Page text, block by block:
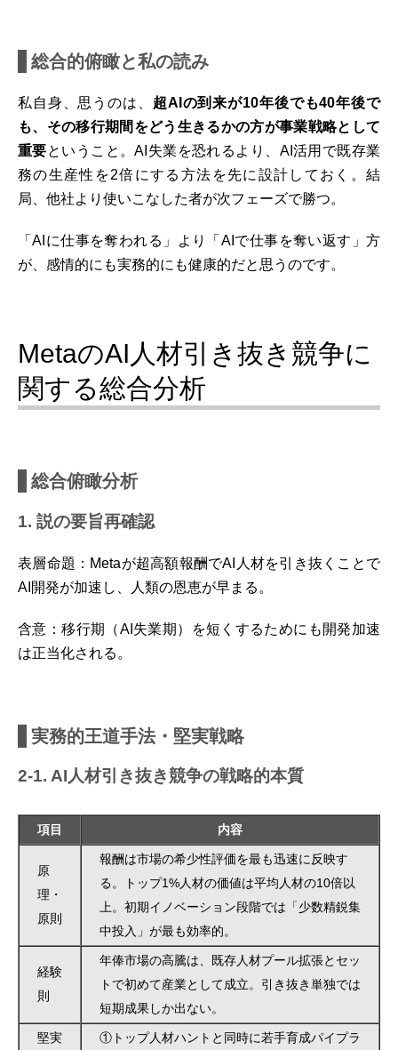
総合的俯瞰と私の読み
私自身、思うのは、 超AIの到来が10年後でも40年後で
も、その移行期間をどう生きるかの方が事業戦略として
重要ということ。AI失業を恐れるより、AI活用で既存業
務の生産性を2倍にする方法を先に設計しておく。結
局、他社より使いこなした者が次フェーズで勝つ。
「AIに仕事を奪われる」より「AIで仕事を奪い返す」方
が、感情的にも実務的にも健康的だと思うのです。
MetaのAI人材引き抜き競争に
関する総合分析
総合俯瞰分析
1. 説の要旨再確認
表層命題：Metaが超高額報酬でAI人材を引き抜くことで
AI開発が加速し、人類の恩恵が早まる。
含意：移行期（AI失業期）を短くするためにも開発加速
は正当化される。
実務的王道手法・堅実戦略
2-1. AI人材引き抜き競争の戦略的本質
項目 内容
原
理・
原則
報酬は市場の希少性評価を最も迅速に反映す
る。トップ1%人材の価値は平均人材の10倍以
上。初期イノベーション段階では「少数精鋭集
中投入」が最も効率的。
経験
則
年俸市場の高騰は、既存人材プール拡張とセッ
トで初めて産業として成立。引き抜き単独では
短期成果しか出ない。
堅実
①トップ人材ハントと同時に若手育成パイプラ